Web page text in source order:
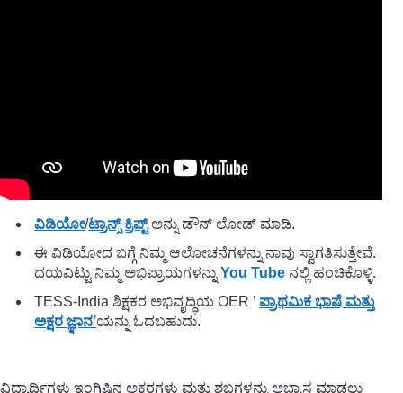
ವಿಡಿಯೋ/ಟ್ರಾನ್ಸ್ ಕ್ರಿಪ್ಟ್ಅನ್ನು ಡೌನ್ ಲೋಡ್ ಮಾಡಿ.
ಈ ವಿಡಿಯೋದ ಬಗ್ಗೆ ನಿಮ್ಮ ಆಲೋಚನೆಗಳನ್ನು ನಾವು ಸ್ವಾಗತಿಸುತ್ತೇವೆ.
ದಯವಿಟ್ಟು ನಿಮ್ಮ ಅಭಿಪ್ರಾಯಗಳನ್ನುYou Tube ನಲ್ಲಿ ಹಂಚಿಕೊಳ್ಳಿ.
TESS-India ಶಿಕ್ಷಕರ ಅಭಿವೃದ್ಧಿಯ OER ’ ಪ್ರಾಥಮಿಕ ಭಾಷೆ ಮತ್ತು
ಅಕ್ಷರ ಜ್ಞಾನ’ಯನ್ನು ಓದಬಹುದು.
ವಿದ್ಯಾರ್ಥಿಗಳು ಇಂಗ್ಲಿಷಿನ ಅಕ್ಷರಗಳು ಮತ್ತು ಶಬ್ದಗಳನ್ನು ಅಭ್ಯಾಸ ಮಾಡಲು